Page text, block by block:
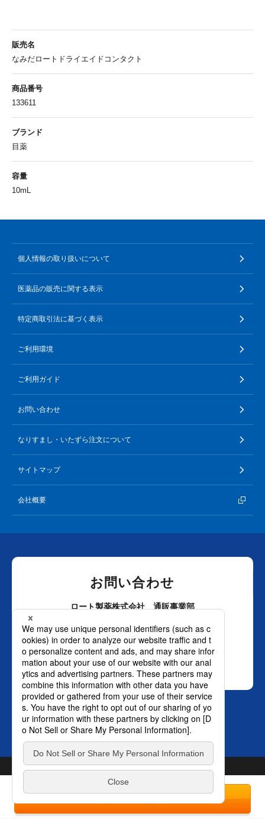
販売名
なみだロートドライエイドコンタクト
商品番号
133611
ブランド
目薬
容量
10mL
個人情報の取り扱いについて
医薬品の販売に関する表示
特定商取引法に基づく表示
ご利用環境
ご利用ガイド
お問い合わせ
なりすまし・いたずら注文について
サイトマップ
会社概要
お問い合わせ
ロート製薬株式会社 通販事業部
0120-880-610
月～土：9時～21時 日祝：9時～18時
（年末年始を除く）
おかけ間違いのないようご注意ください。
SNS オフィシャルアカウント
© ROHTO Pharmaceutical Co., Ltd. All rights reserved.
シーポリシーはこちら。